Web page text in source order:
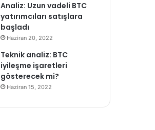
Analiz: Uzun vadeli BTC
yatırımcıları satışlara
başladı
Haziran 20, 2022
Teknik analiz: BTC
iyileşme işaretleri
gösterecek mi?
Haziran 15, 2022